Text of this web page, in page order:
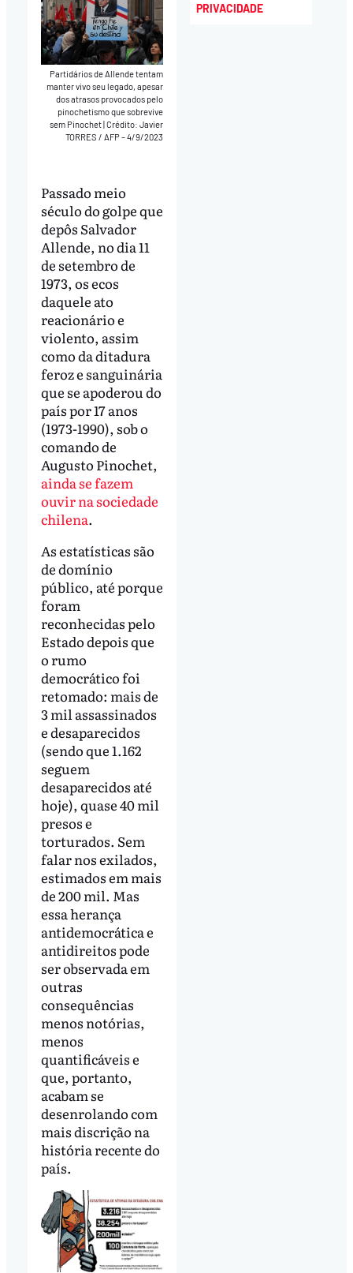
Partidários de Allende tentam
manter vivo seu legado, apesar
dos atrasos provocados pelo
pinochetismo que sobrevive
sem Pinochet|Crédito: Javier
TORRES / AFP – 4/9/2023
Passado meio
século do golpe que
depôs Salvador
Allende, no dia 11
de setembro de
1973, os ecos
daquele ato
reacionário e
violento, assim
como da ditadura
feroz e sanguinária
que se apoderou do
país por 17 anos
(1973-1990), sob o
comando de
Augusto Pinochet,
ainda se fazem
ouvir na sociedade
chilena.
As estatísticas são
de domínio
público, até porque
foram
reconhecidas pelo
Estado depois que
o rumo
democrático foi
retomado: mais de
3 mil assassinados
e desaparecidos
(sendo que 1.162
seguem
desaparecidos até
hoje), quase 40 mil
presos e
torturados. Sem
falar nos exilados,
estimados em mais
de 200 mil. Mas
essa herança
antidemocrática e
antidireitos pode
ser observada em
outras
consequências
menos notórias,
menos
quantificáveis e
que, portanto,
acabam se
desenrolando com
mais discrição na
história recente do
país.
PRIVACIDADE